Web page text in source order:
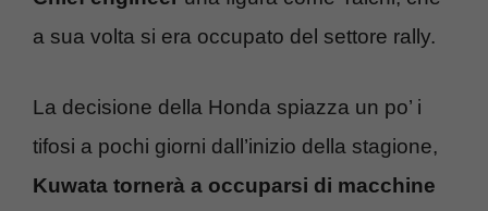
a sua volta si era occupato del settore rally.
La decisione della Honda spiazza un po’ i
tifosi a pochi giorni dall’inizio della stagione,
Kuwata tornerà a occuparsi di macchine